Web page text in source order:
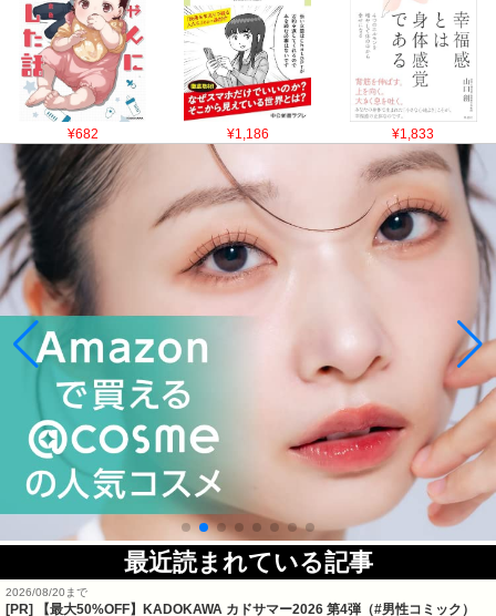
¥682 ¥1,186 ¥1,833
最近読まれている記事
2026/08/20まで
[PR]
【最大50%OFF】KADOKAWA カドサマー2026 第4弾（#男性コミック）